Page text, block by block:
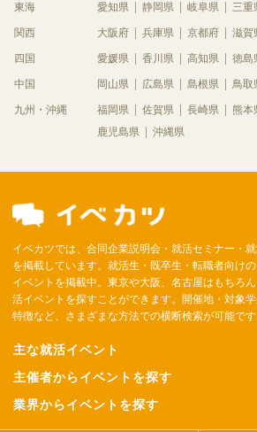
東海 愛知県 静岡県 岐阜県 三重
関西 大阪府 兵庫県 京都府 滋賀
四国 愛媛県 香川県 高知県 徳島
中国 岡山県 広島県 島根県 鳥取
九州・沖縄 福岡県 佐賀県 長崎県 熊本
鹿児島県
沖縄県
イベカツでは、合同企業説明会・就活セミナー・就
を掲載しています。就活生・既卒生・転職者向け
イベントを掲載中。東京や大阪、名古屋はもちろ
活イベントを探すことができます。開催地・対象学
特徴など、さまざまな方法での横断検索が可能です
主な就活イベント
主催者からイベントを探す
業界からイベントを探す